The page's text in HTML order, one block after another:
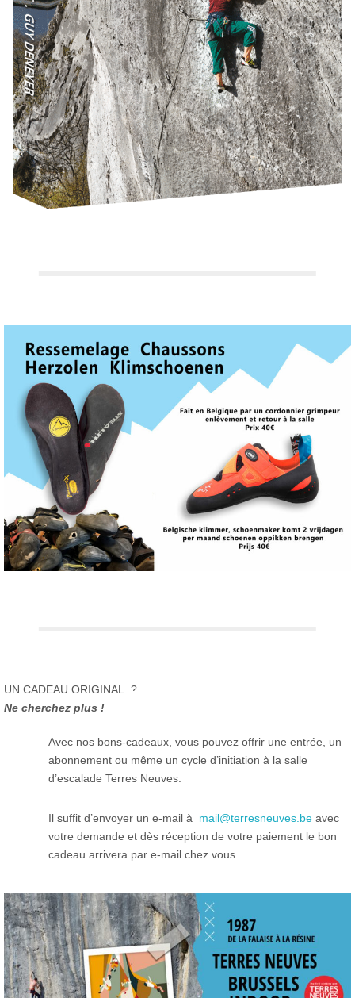
UN CADEAU ORIGINAL..?
Ne cherchez plus !
Avec nos bons-cadeaux, vous pouvez offrir une entrée, un
abonnement ou même un cycle d’initiation à la salle
d’escalade Terres Neuves.
Il suffit d’envoyer un e-mail à mail@terresneuves.be avec
votre demande et dès réception de votre paiement le bon
cadeau arrivera par e-mail chez vous.